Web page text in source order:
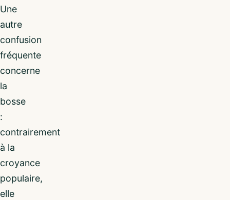
Une
autre
confusion
fréquente
concerne
la
bosse
:
contrairement
à la
croyance
populaire,
elle